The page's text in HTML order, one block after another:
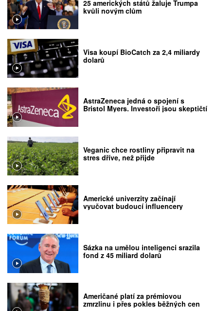
25 amerických států žaluje Trumpa
kvůli novým clům
Visa koupí BioCatch za 2,4 miliardy
dolarů
AstraZeneca jedná o spojení s
Bristol Myers. Investoři jsou skeptičtí
Veganic chce rostliny připravit na
stres dříve, než přijde
Americké univerzity začínají
vyučovat budoucí influencery
Sázka na umělou inteligenci srazila
fond z 45 miliard dolarů
Američané platí za prémiovou
zmrzlinu i přes pokles běžných cen